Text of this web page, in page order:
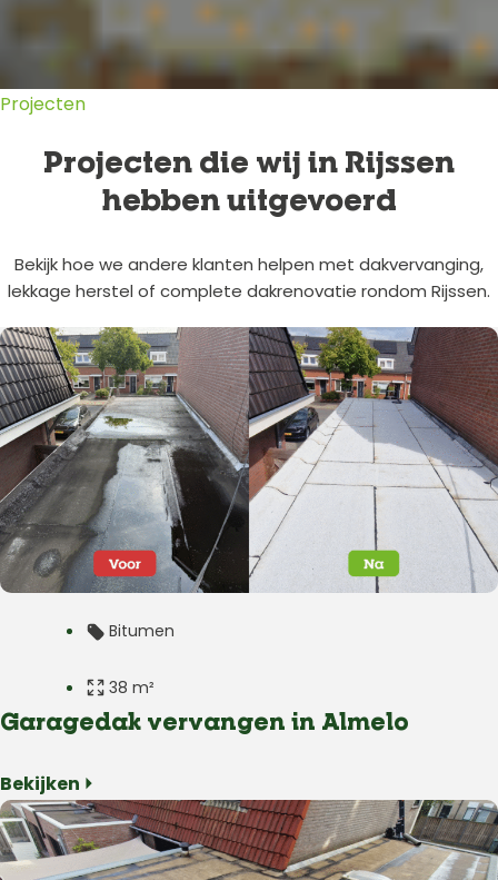
Projecten
Projecten die wij in Rijssen
hebben uitgevoerd
Bekijk hoe we andere klanten helpen met dakvervanging,
lekkage herstel of complete dakrenovatie rondom Rijssen.
Bitumen
38 m²
Garage
Almelo
Garagedak vervangen in Almelo
Bekijken ⏵